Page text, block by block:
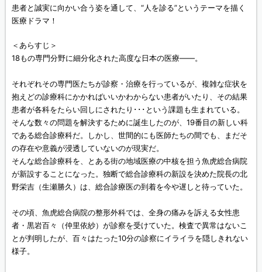
患者と誠実に向かい合う姿を通して、“人を診る”というテーマを描く
医療ドラマ！
＜あらすじ＞
18もの専門分野に細分化された高度な日本の医療――。
それぞれその専門医たちが診察・治療を行っているが、複雑な症状を
抱えどの診療科にかかればいいかわからない患者がいたり、その結果
患者が各科をたらい回しにされたり･･･という課題も生まれている。
そんな数々の問題を解決するために誕生したのが、19番目の新しい科
である総合診療科だ。しかし、世間的にも医師たちの間でも、まだそ
の存在や意義が浸透していないのが現実だ。
そんな総合診療科を、とある街の地域医療の中核を担う魚虎総合病院
が新設することになった。独断で総合診療科の新設を決めた院長の北
野栄吉（生瀬勝久）は、総合診療医の到着を今や遅しと待っていた。
その頃、魚虎総合病院の整形外科では、全身の痛みを訴える女性患
者・黒岩百々（仲里依紗）が診察を受けていた。検査で異常はないこ
とが判明したが、百々はたった10分の診察にイライラを隠しきれない
様子。